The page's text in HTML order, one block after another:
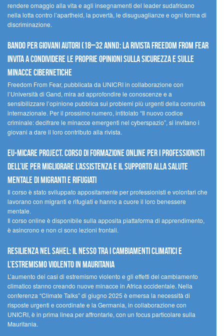
rendere omaggio alla vita e agli insegnamenti del leader sudafricano
nella lotta contro l’apartheid, la povertà, le disuguaglianze e ogni forma di
discriminazione.
Bando per giovani autori (18–32 anni): la Rivista Freedom From Fear
invita a condividere le proprie opinioni sulla sicurezza e sulle
minacce cibernetiche
Freedom From Fear, pubblicata da UNICRI in collaborazione con
l’Università di Gand, mira ad approfondire le conoscenze e a
sensibilizzare l’opinione pubblica sui problemi più urgenti della comunità
internazionale. Per il prossimo numero, intitolato “Il nuovo codice
criminale: decifrare le minacce emergenti nel cyberspazio”, si invitano i
giovani a dare il loro contributo alla rivista.
EU-MiCare Project. Corso di formazione online per i professionisti
dell’UE per migliorare l’assistenza e il supporto alla salute
mentale di migranti e rifugiati
Il corso è stato sviluppato appositamente per professionisti e volontari che
lavorano con migranti e rifugiati e hanno a cuore il loro benessere
mentale.
Il corso online è disponibile sulla apposita piattaforma di apprendimento,
è asincrono e non ci sono lezioni frontali.
Resilienza nel Sahel: il nesso tra i cambiamenti climatici e
l’estremismo violento in Mauritania
L’aumento dei casi di estremismo violento e gli effetti del cambiamento
climatico stanno creando nuove minacce in Africa occidentale. Nella
conferenza “Climate Talks” di giugno 2025 è emersa la necessità di
risposte urgenti e coordinate e la Germania, in collaborazione con
UNICRI, è in prima linea per affrontarle, con un focus particolare sulla
Mauritania.